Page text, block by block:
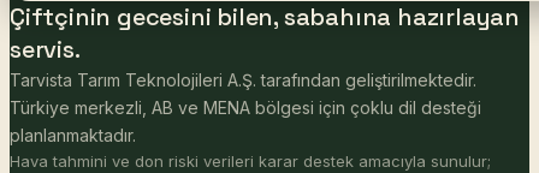
Çiftçinin gecesini bilen, sabahına hazırlayan
servis.
Tarvista Tarım Teknolojileri A.Ş. tarafından geliştirilmektedir.
Türkiye merkezli, AB ve MENA bölgesi için çoklu dil desteği
planlanmaktadır.
Hava tahmini ve don riski verileri karar destek amacıyla sunulur;